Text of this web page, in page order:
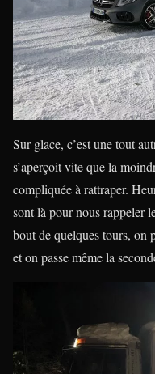
Sur glace, c’est une tout
s’aperçoit vite que la
compliquée à rattraper.
sont là pour nous rappeler
bout de quelques tours, on
et on passe même la